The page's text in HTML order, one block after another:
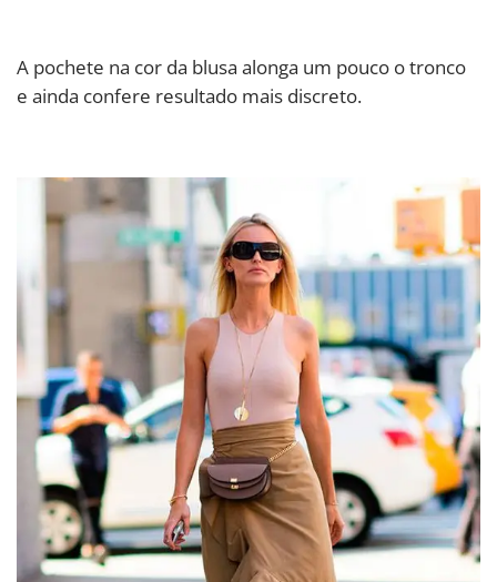
A pochete na cor da blusa alonga um pouco o tronco
e ainda confere resultado mais discreto.